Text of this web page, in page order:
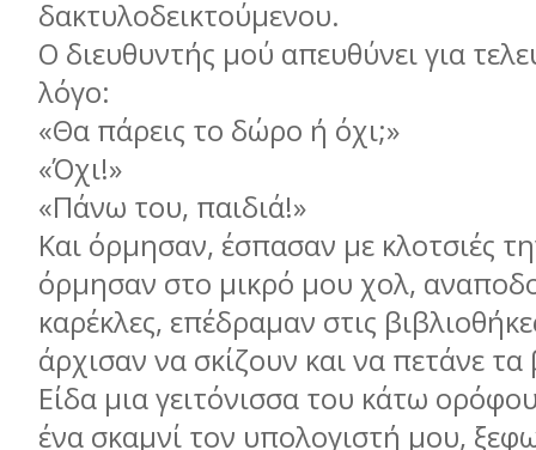
δακτυλοδεικτούμενου.
Ο διευθυντής μού απευθύνει για
λόγο:
«Θα πάρεις το δώρο ή όχι;»
«Όχι!»
«Πάνω του, παιδιά!»
Και όρμησαν, έσπασαν με κλοτσιές
όρμησαν στο μικρό μου χολ,
καρέκλες, επέδραμαν στις
άρχισαν να σκίζουν και να πετάνε τα
Είδα μια γειτόνισσα του κάτω
ένα σκαμνί τον υπολογιστή μου,